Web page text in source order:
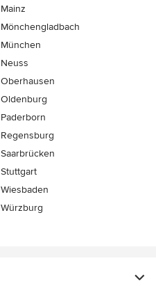
Mainz
Mönchen­gladbach
München
Neuss
Oberhausen
Oldenburg
Paderborn
Regensburg
Saarbrücken
Stuttgart
Wiesbaden
Würzburg